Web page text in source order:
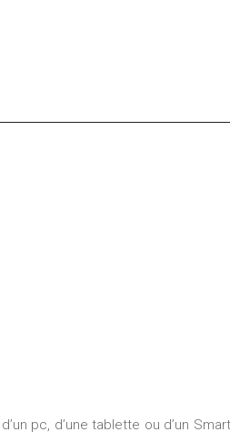
pc, d’une tablette ou d’un